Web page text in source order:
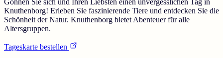
Gönnen Sie sich und Ihren Liebsten einen unvergesslichen Tag in
Knuthenborg! Erleben Sie faszinierende Tiere und entdecken Sie die
Schönheit der Natur. Knuthenborg bietet Abenteuer für alle
Altersgruppen.
Tageskarte bestellen